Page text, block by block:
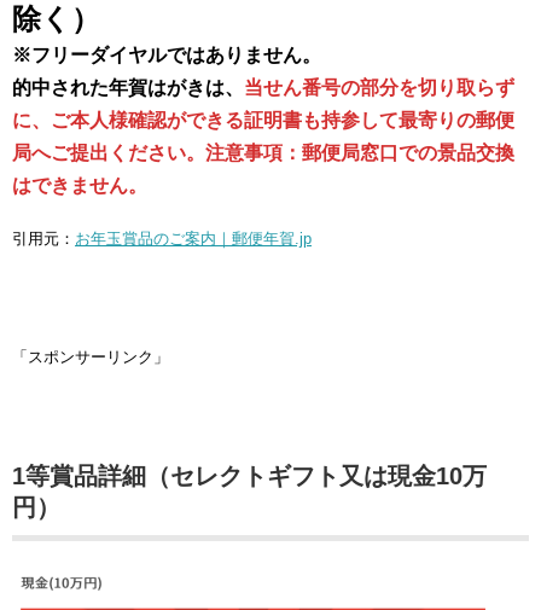
除く）
※フリーダイヤルではありません。
的中された年賀はがきは、 当せん番号の部分を切り取らず
に、ご本人様確認ができる証明書も持参して最寄りの郵便
局へご提出ください。注意事項：郵便局窓口での景品交換
はできません。
引用元： お年玉賞品のご案内｜郵便年賀.jp
「スポンサーリンク」
1等賞品詳細（セレクトギフト又は現金10万
円）